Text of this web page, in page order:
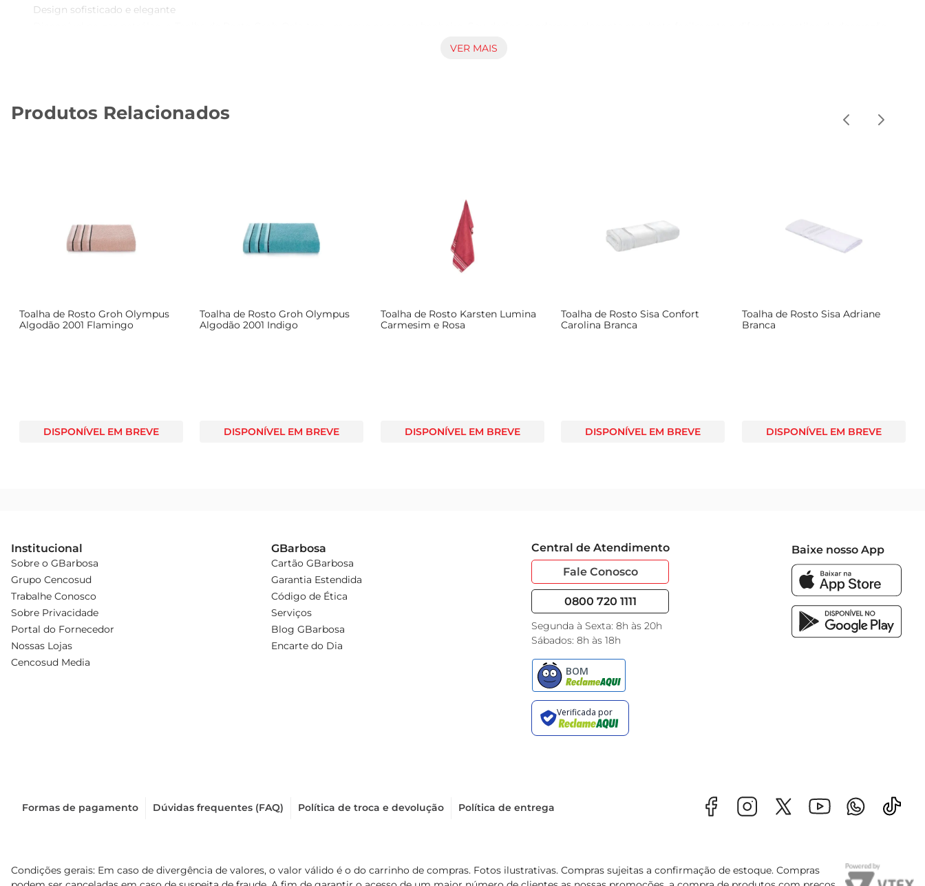
Design sofisticado e elegante
adicionando um toque de sofisticação ao ambiente. Além disso, a toalha apresenta um acabamento cuidadoso, que garante durabilidade e resistência, mantendo a beleza e a
disposição. A secagem rápida do algodão ajuda a evitar odores indesejados, proporcionando uma experiência de uso sempre agradável.
VER MAIS
Produtos Relacionados
Toalha de Rosto Groh Olympus
Algodão 2001 Flamingo
DISPONÍVEL EM BREVE
Toalha de Rosto Groh Olympus
Algodão 2001 Indigo
DISPONÍVEL EM BREVE
Toalha de Rosto Karsten Lumina
Carmesim e Rosa
DISPONÍVEL EM BREVE
Toalha de Rosto Sisa Confort
Carolina Branca
DISPONÍVEL EM BREVE
Toalha de Rosto Sisa Adriane
Branca
DISPONÍVEL EM BREVE
Institucional
Sobre o GBarbosa
Grupo Cencosud
Trabalhe Conosco
Sobre Privacidade
Portal do Fornecedor
Nossas Lojas
Cencosud Media
GBarbosa
Cartão GBarbosa
Garantia Estendida
Código de Ética
Serviços
Blog GBarbosa
Encarte do Dia
Central de Atendimento
Fale Conosco
0800 720 1111
Segunda à Sexta: 8h às 20h
Sábados: 8h às 18h
Baixe nosso App
Formas de pagamento Dúvidas frequentes (FAQ) Política de troca e devolução Política de entrega
Condições gerais: Em caso de divergência de valores, o valor válido é o do carrinho de compras. Fotos ilustrativas. Compras sujeitas a confirmação de estoque. Compras